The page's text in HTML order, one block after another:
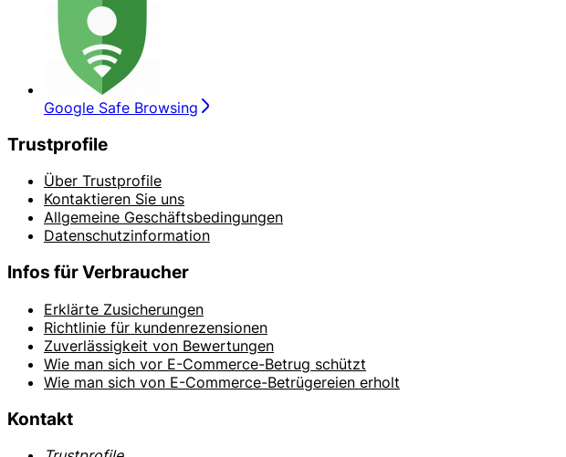
Google Safe Browsing
Trustprofile
Über Trustprofile
Kontaktieren Sie uns
Allgemeine Geschäftsbedingungen
Datenschutzinformation
Infos für Verbraucher
Erklärte Zusicherungen
Richtlinie für kundenrezensionen
Zuverlässigkeit von Bewertungen
Wie man sich vor E-Commerce-Betrug schützt
Wie man sich von E-Commerce-Betrügereien erholt
Kontakt